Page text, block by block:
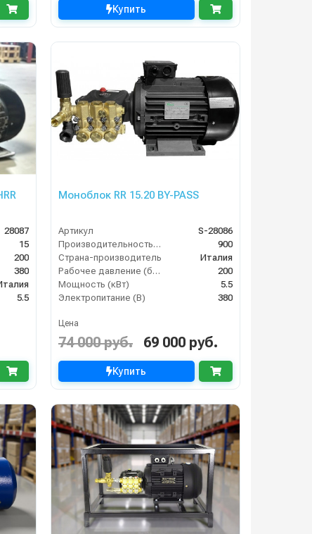
Купить
28087
15
200
380
5.5
Моноблок RR 15.20 BY-PASS
Артикул
S-28086
Производительность (л/ч)
900
Страна-производитель
Италия
Рабочее давление (бар)
200
Мощность (кВт)
5.5
Электропитание (В)
380
Цена
74 000 руб. 69 000 руб.
Купить